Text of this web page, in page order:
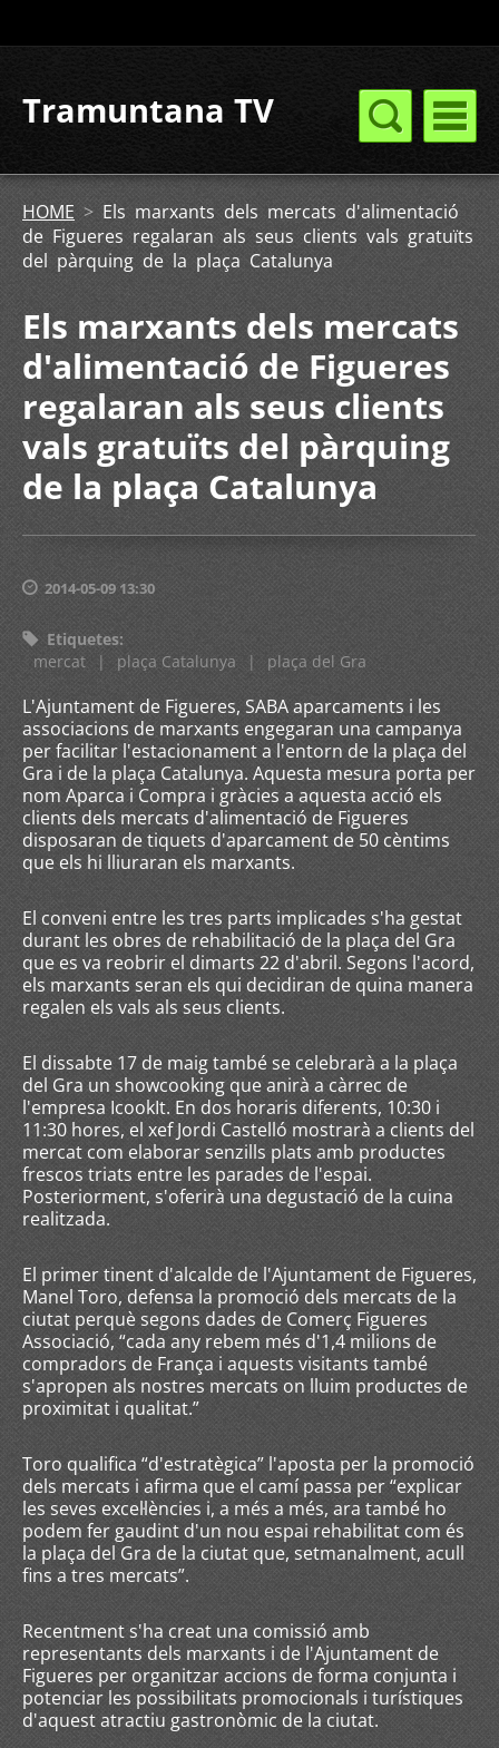
Tramuntana TV
HOME > Els marxants dels mercats d'alimentació
de Figueres regalaran als seus clients vals gratuïts
del pàrquing de la plaça Catalunya
Els marxants dels mercats
d'alimentació de Figueres
regalaran als seus clients
vals gratuïts del pàrquing
de la plaça Catalunya
2014-05-09 13:30
Etiquetes:
mercat
| plaça Catalunya | plaça del Gra
L'Ajuntament de Figueres, SABA aparcaments i les
associacions de marxants engegaran una campanya
per facilitar l'estacionament a l'entorn de la plaça del
Gra i de la plaça Catalunya. Aquesta mesura porta per
nom Aparca i Compra i gràcies a aquesta acció els
clients dels mercats d'alimentació de Figueres
disposaran de tiquets d'aparcament de 50 cèntims
que els hi lliuraran els marxants.
El conveni entre les tres parts implicades s'ha gestat
durant les obres de rehabilitació de la plaça del Gra
que es va reobrir el dimarts 22 d'abril. Segons l'acord,
els marxants seran els qui decidiran de quina manera
regalen els vals als seus clients.
El dissabte 17 de maig també se celebrarà a la plaça
del Gra un showcooking que anirà a càrrec de
l'empresa IcookIt. En dos horaris diferents, 10:30 i
11:30 hores, el xef Jordi Castelló mostrarà a clients del
mercat com elaborar senzills plats amb productes
frescos triats entre les parades de l'espai.
Posteriorment, s'oferirà una degustació de la cuina
realitzada.
El primer tinent d'alcalde de l'Ajuntament de Figueres,
Manel Toro, defensa la promoció dels mercats de la
ciutat perquè segons dades de Comerç Figueres
Associació, “cada any rebem més d'1,4 milions de
compradors de França i aquests visitants també
s'apropen als nostres mercats on lluim productes de
proximitat i qualitat.”
Toro qualifica “d'estratègica” l'aposta per la promoció
dels mercats i afirma que el camí passa per “explicar
les seves excel·lències i, a més a més, ara també ho
podem fer gaudint d'un nou espai rehabilitat com és
la plaça del Gra de la ciutat que, setmanalment, acull
fins a tres mercats”.
Recentment s'ha creat una comissió amb
representants dels marxants i de l'Ajuntament de
Figueres per organitzar accions de forma conjunta i
potenciar les possibilitats promocionals i turístiques
d'aquest atractiu gastronòmic de la ciutat.